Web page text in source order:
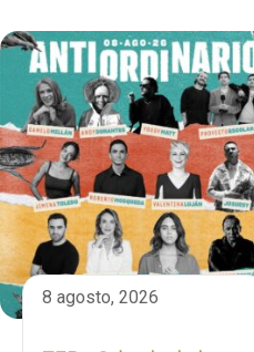
8 agosto, 2026